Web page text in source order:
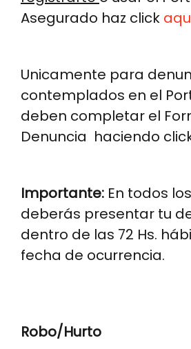
Asegurado haz click
Unicamente para
contemplados en el
deben completar el
Denuncia haciendo
Importante: En todos
deberás presentar tu
dentro de las 72 Hs.
fecha de ocurrencia.
Robo/Hurto